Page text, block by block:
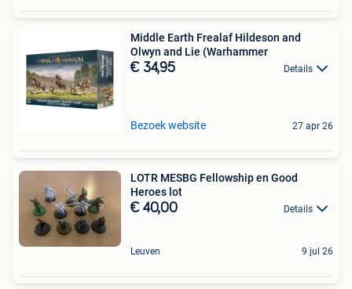
Middle Earth Frealaf Hildeson and
Olwyn and Lie (Warhammer
€ 34,95 Details
Bezoek website 27 apr 26
LOTR MESBG Fellowship en Good
Heroes lot
€ 40,00 Details
Leuven 9 jul 26